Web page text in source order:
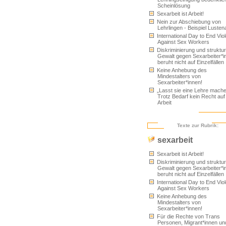
Scheinlösung
Sexarbeit ist Arbeit!
Nein zur Abschiebung von
Lehrlingen - Beispiel
International Day to End
Against Sex Workers
Diskriminierung und
Gewalt gegen
beruht nicht auf Einzelfällen
Keine Anhebung des
Mindestalters von
Sexarbeiter*innen!
„Lasst sie eine Lehre
Trotz Bedarf kein Recht auf
Arbeit
Texte zur Rubrik:
sexarbeit
Sexarbeit ist Arbeit!
Diskriminierung und
Gewalt gegen
beruht nicht auf Einzelfällen
International Day to End
Against Sex Workers
Keine Anhebung des
Mindestalters von
Sexarbeiter*innen!
Für die Rechte von Trans
Personen, Migrant*innen